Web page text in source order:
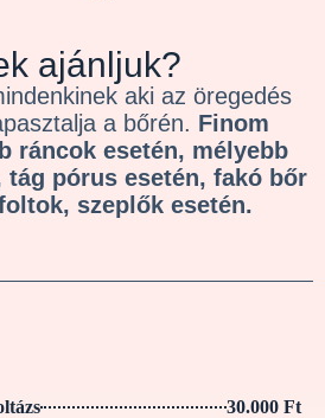
ajánljuk?
aki az öregedés
a bőrén. Finom
ráncok esetén, mélyebb
tág pórus esetén, fakó bőr
szeplők esetén.
30.000 Ft